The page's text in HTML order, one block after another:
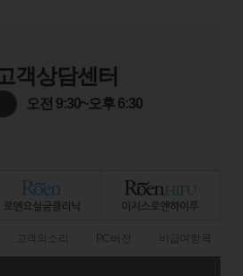
객상담센터
오전 9:30~오후 6:30
고객의소리 PC버전 비급여항목